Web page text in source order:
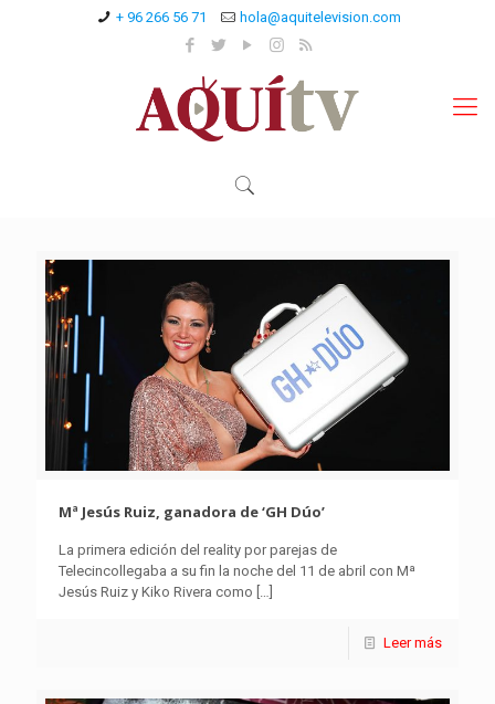
+ 96 266 56 71 hola@aquitelevision.com
Mª Jesús Ruiz, ganadora de ‘GH Dúo’
La primera edición del reality por parejas de
Telecincollegaba a su fin la noche del 11 de abril con Mª
Jesús Ruiz y Kiko Rivera como […]
Leer más